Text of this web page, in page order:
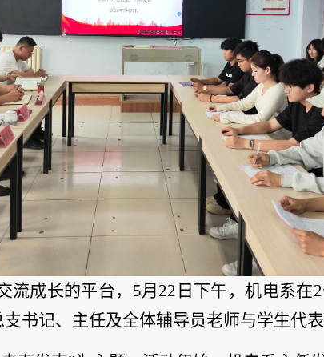
流成长的平台，5月22日下午，机电系在
书记、主任及全体辅导员老师与学生代